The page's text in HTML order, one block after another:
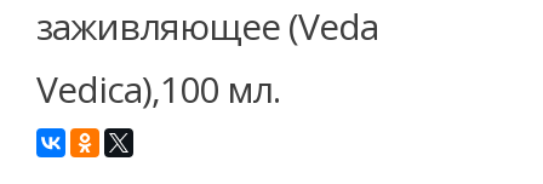
заживляющее (Veda
Vedica),100 мл.